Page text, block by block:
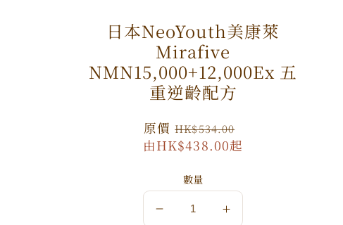
日本NeoYouth美康萊
Mirafive
NMN15,000+12,000Ex 五
重逆齡配方
原
價
原價HK$534.00
由HK$438.00起
數量